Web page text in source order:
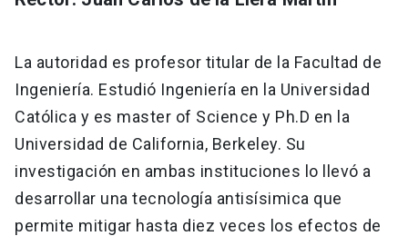
La autoridad es profesor titular de la Facultad de
Ingeniería. Estudió Ingeniería en la Universidad
Católica y es master of Science y Ph.D en la
Universidad de California, Berkeley. Su
investigación en ambas instituciones lo llevó a
desarrollar una tecnología antisísimica que
permite mitigar hasta diez veces los efectos de